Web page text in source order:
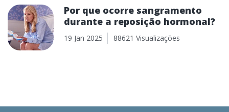
Por que ocorre sangramento
durante a reposição hormonal?
19 Jan 2025 88621 Visualizações